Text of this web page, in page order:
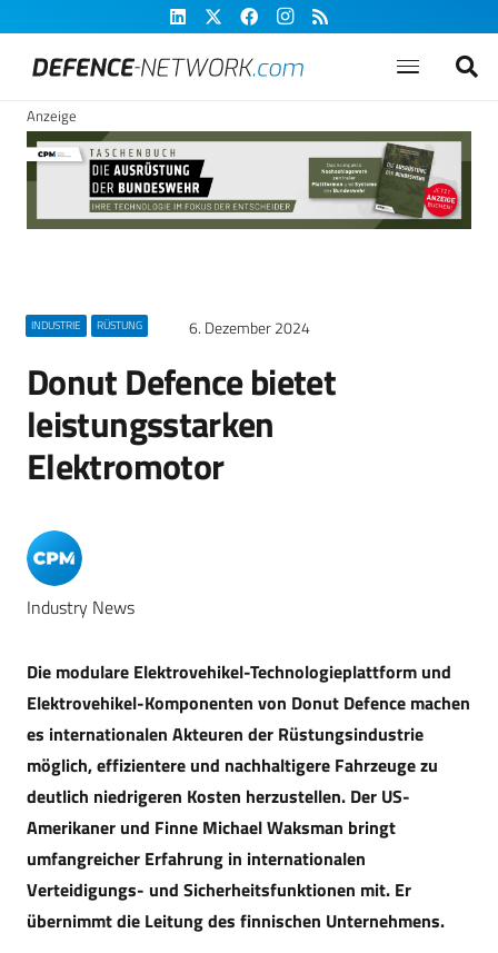
Anzeige
INDUSTRIE RÜSTUNG 6. Dezember 2024
Donut Defence bietet
leistungsstarken
Elektromotor
Industry News
Die modulare Elektrovehikel-Technologieplattform und
Elektrovehikel-Komponenten von Donut Defence machen
es internationalen Akteuren der Rüstungsindustrie
möglich, effizientere und nachhaltigere Fahrzeuge zu
deutlich niedrigeren Kosten herzustellen. Der US-
Amerikaner und Finne Michael Waksman bringt
umfangreicher Erfahrung in internationalen
Verteidigungs- und Sicherheitsfunktionen mit. Er
übernimmt die Leitung des finnischen Unternehmens.